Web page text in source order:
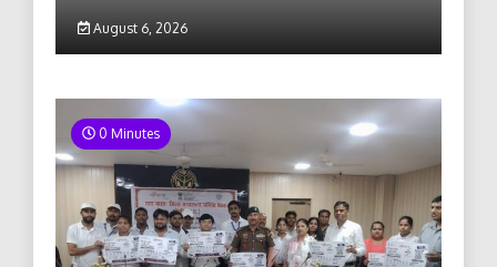
August 6, 2026
0 Minutes